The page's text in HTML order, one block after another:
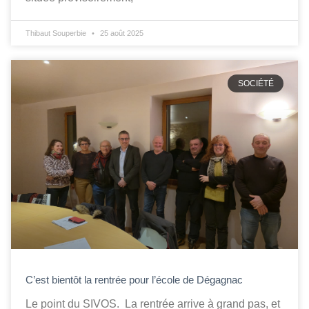
Thibaut Souperbie 25 août 2025
SOCIÉTÉ
C’est bientôt la rentrée pour l’école de Dégagnac
Le point du SIVOS. La rentrée arrive à grand pas, et